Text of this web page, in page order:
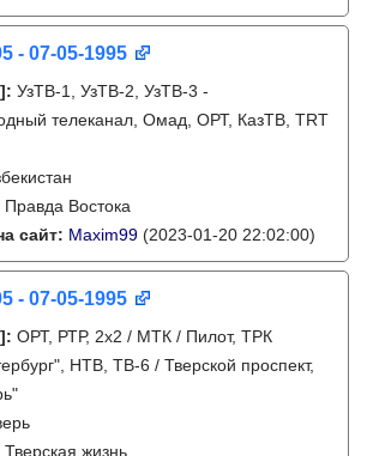
- 07-05-1995
: УзТВ-1, УзТВ-2, УзТВ-3 -
телеканал, Омад, ОРТ, КазТВ, TRT
Правда Востока
сайт: Maxim99 (2023-01-20 22:02:00)
- 07-05-1995
: ОРТ, РТР, 2х2 / МТК / Пилот, ТРК
НТВ, ТВ-6 / Тверской проспект,
Тверская жизнь